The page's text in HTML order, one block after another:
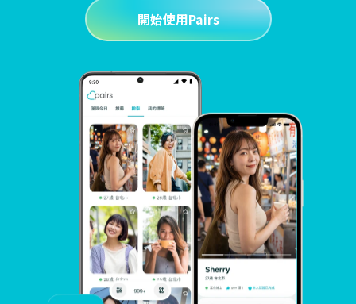
開始使用Pairs